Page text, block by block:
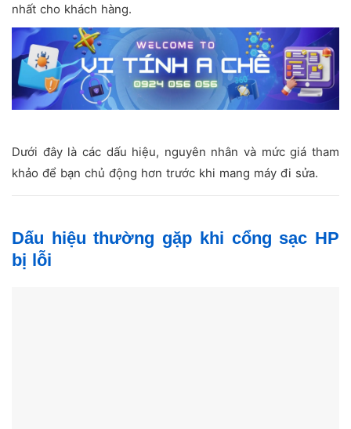
nhất cho khách hàng.
Dưới đây là các dấu hiệu, nguyên nhân và mức giá tham
khảo để bạn chủ động hơn trước khi mang máy đi sửa.
Dấu hiệu thường gặp khi cổng sạc HP
bị lỗi